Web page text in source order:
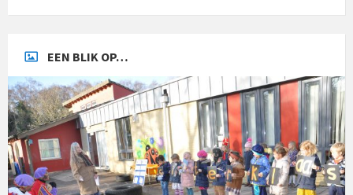
EEN BLIK OP…